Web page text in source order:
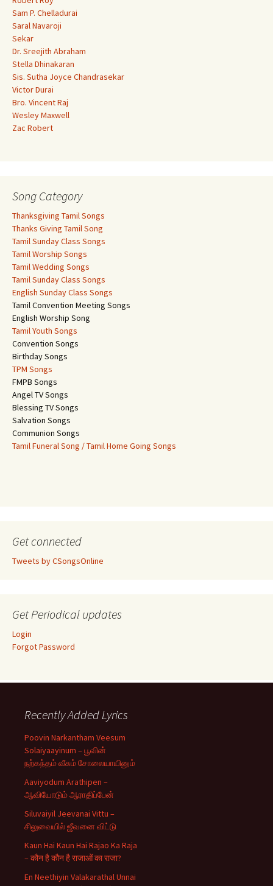
Sam P. Chelladurai
Saral Navaroji
Sekar
Dr. Sreejith Abraham
Stella Dhinakaran
Sis. Sutha Joyce Chandrasekar
Victor Durai
Bro. Vincent Raj
Wesley Maxwell
Zac Robert
Song Category
Thanksgiving Tamil Songs
Thanks Giving Tamil Song
Tamil Sunday Class Songs
Tamil Worship Songs
Tamil Wedding Songs
Tamil Sunday Class Songs
English Sunday Class Songs
Tamil Convention Meeting Songs
English Worship Song
Tamil Youth Songs
Convention Songs
Birthday Songs
TPM Songs
FMPB Songs
Angel TV Songs
Blessing TV Songs
Salvation Songs
Communion Songs
Tamil Funeral Song / Tamil Home Going Songs
Get connected
Tweets by CSongsOnline
Get Periodical updates
Login
Forgot Password
Recently Added Lyrics
Poovin Narkantham Veesum
Solaiyaayinum – பூவின்
நற்கந்தம் வீசும் சோலையாயினும்
Aaviyodum Arathipen –
ஆவியோடும் ஆராதிப்பேன்
Siluvaiyil Jeevanai Vittu –
சிலுவையில் ஜீவனை விட்டு
Kaun Hai Kaun Hai Rajao Ka Raja
– कौन है कौन है राजाओं का राजा?
En Neethiyin Valakarathal Unnai